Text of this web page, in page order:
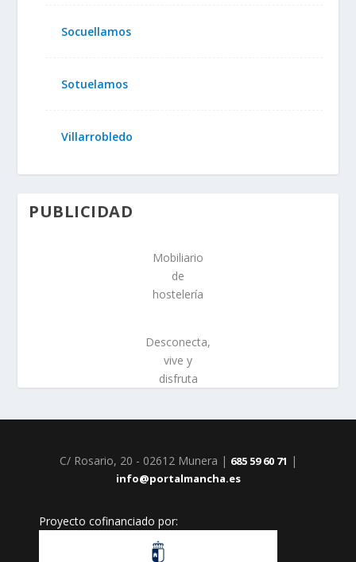
Socuellamos
Sotuelamos
Villarrobledo
PUBLICIDAD
Mobiliario
de
hostelería
Desconecta,
vive y
disfruta
C/ Rosario, 20 - 02612 Munera | 685 59 60 71 |
info@portalmancha.es
Proyecto cofinanciado por: